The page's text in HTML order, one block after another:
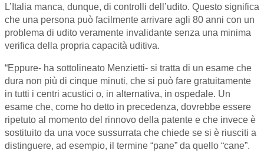
L’Italia manca, dunque, di controlli dell’udito. Questo significa
che una persona può facilmente arrivare agli 80 anni con un
problema di udito veramente invalidante senza una minima
verifica della propria capacità uditiva.
“Eppure- ha sottolineato Menzietti- si tratta di un esame che
dura non più di cinque minuti, che si può fare gratuitamente
in tutti i centri acustici o, in alternativa, in ospedale. Un
esame che, come ho detto in precedenza, dovrebbe essere
ripetuto al momento del rinnovo della patente e che invece è
sostituito da una voce sussurrata che chiede se si è riusciti a
distinguere, ad esempio, il termine “pane” da quello “cane”.